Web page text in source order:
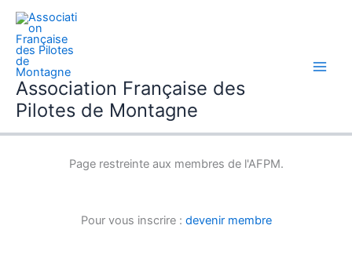
Aller
contenu
Association Française des
Pilotes de Montagne
Page restreinte aux membres de l'AFPM.
Pour vous inscrire : devenir membre